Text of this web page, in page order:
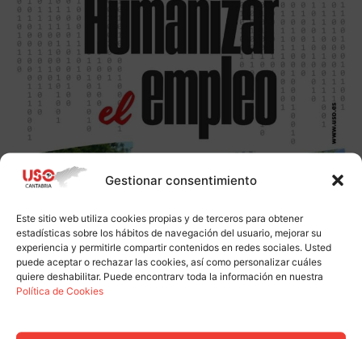
Gestionar consentimiento
Este sitio web utiliza cookies propias y de terceros para obtener
estadísticas sobre los hábitos de navegación del usuario, mejorar su
experiencia y permitirle compartir contenidos en redes sociales. Usted
puede aceptar o rechazar las cookies, así como personalizar cuáles
quiere deshabilitar. Puede encontrarv toda la información en nuestra
Política de Cookies